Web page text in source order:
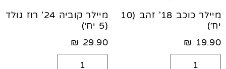
מיילר כוכב 18' זהב (10
יח׳)
19.90
₪
מיילר קוביה 24' רוז גולד
(5 יח׳)
29.90
₪